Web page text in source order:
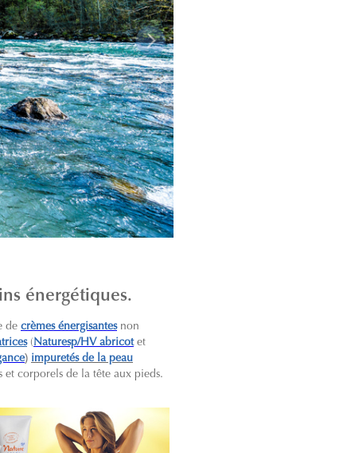
énergétiques.
de crèmes énergisantesnon
(Naturesp/HV abricotet
) impuretés de la peau
et corporels de la tête aux pieds.